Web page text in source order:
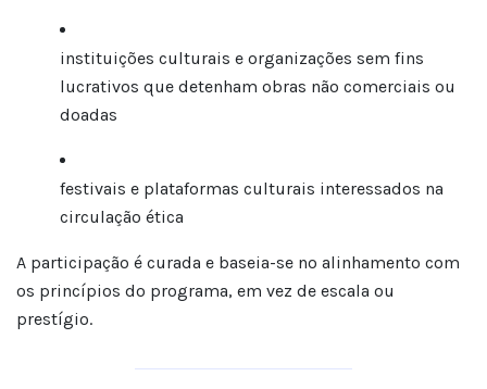
instituições culturais e organizações sem fins
lucrativos que detenham obras não comerciais ou
doadas
festivais e plataformas culturais interessados na
circulação ética
A participação é curada e baseia-se no alinhamento com
os princípios do programa, em vez de escala ou
prestígio.